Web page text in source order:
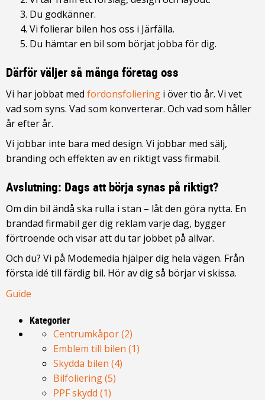
Du godkänner.
Vi folierar bilen hos oss i Järfälla.
Du hämtar en bil som börjat jobba för dig.
Därför väljer så många företag oss
Vi har jobbat med fordonsfoliering i över tio år. Vi vet
vad som syns. Vad som konverterar. Och vad som håller
år efter år.
Vi jobbar inte bara med design. Vi jobbar med sälj,
branding och effekten av en riktigt vass firmabil.
Avslutning: Dags att börja synas på riktigt?
Om din bil ändå ska rulla i stan – låt den göra nytta. En
brandad firmabil ger dig reklam varje dag, bygger
förtroende och visar att du tar jobbet på allvar.
Och du? Vi på Modemedia hjälper dig hela vägen. Från
första idé till färdig bil. Hör av dig så börjar vi skissa.
Guide
Kategorier
Centrumkåpor (2)
Emblem till bilen (1)
Skydda bilen (4)
Bilfoliering (5)
PPF skydd (1)